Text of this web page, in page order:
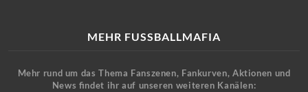
MEHR FUSSBALLMAFIA
Mehr rund um das Thema Fanszenen, Fankurven, Aktionen und
News findet ihr auf unseren weiteren Kanälen: